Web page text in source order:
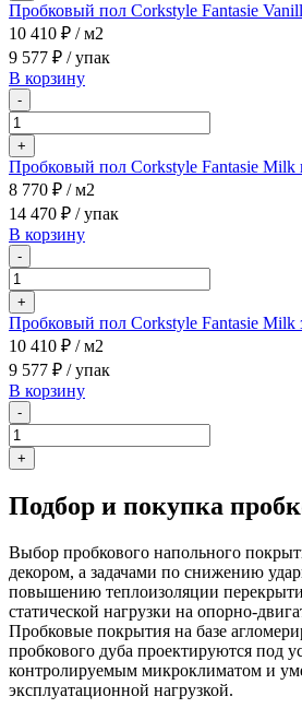
Пробковый пол Corkstyle Fantasie
10 410 ₽ / м2
9 577 ₽ / упак
В корзину
-
+
Пробковый пол Corkstyle Fantasie Milk
8 770 ₽ / м2
14 470 ₽ / упак
В корзину
-
+
Пробковый пол Corkstyle Fantasie Milk
10 410 ₽ / м2
9 577 ₽ / упак
В корзину
-
+
Подбор и покупка
Выбор пробкового напольного
декором, а задачами по снижению
повышению теплоизоляции
статической нагрузки на опорно-
Пробковые покрытия на базе
пробкового дуба проектируются под
контролируемым микроклиматом и
эксплуатационной нагрузкой.